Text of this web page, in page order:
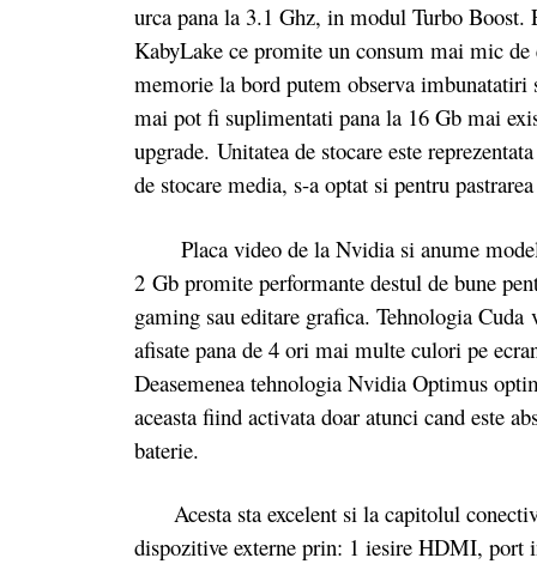
urca pana la 3.1 Ghz, in modul Turbo Boost.
KabyLake ce promite un consum mai mic
memorie la bord putem observa
mai pot fi suplimentati pana la 16 Gb mai
upgrade. Unitatea de stocare este
de stocare media, s-a optat si pentru
Placa video de la Nvidia si anume
2 Gb promite performante destul de bune
gaming sau editare grafica. Tehnologia
afisate pana de 4 ori mai multe culori pe
Deasemenea tehnologia Nvidia Optimus
aceasta fiind activata doar atunci cand este
baterie.
Acesta sta excelent si la capitolul
dispozitive externe prin: 1 iesire HDMI, port